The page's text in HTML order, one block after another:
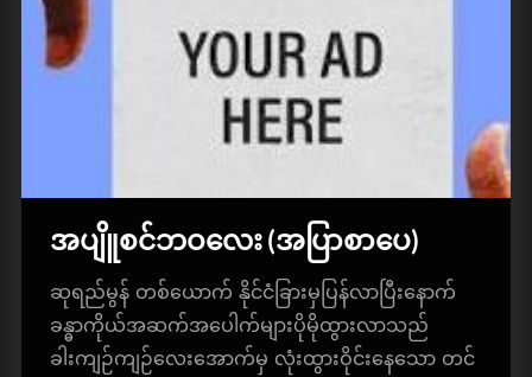
အပျိူစင်ဘဝလေး (အပြာစာပေ)
ဆုရည်မွန် တစ်ယောက် နိုင်ငံခြားမှပြန်လာပြီးနောက်
ခန္ဓာကိုယ်အဆက်အပေါက်များပိုမိုထွားလာသည်
ခါးကျဉ်ကျဉ်လေးအောက်မှ လုံးထွားဝိုင်းနေသော တင်